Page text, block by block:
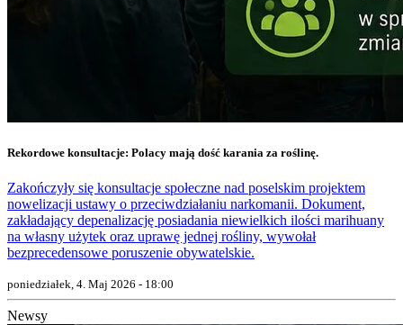
Rekordowe konsultacje: Polacy mają dość karania za roślinę.
Zakończyły się konsultacje społeczne nad poselskim projektem
nowelizacji ustawy o przeciwdziałaniu narkomanii. Dokument,
zakładający depenalizację posiadania niewielkich ilości marihuany
na własny użytek oraz uprawę jednej rośliny, wywołał
bezprecedensowe poruszenie obywatelskie.
poniedziałek, 4. Maj 2026 - 18:00
Newsy